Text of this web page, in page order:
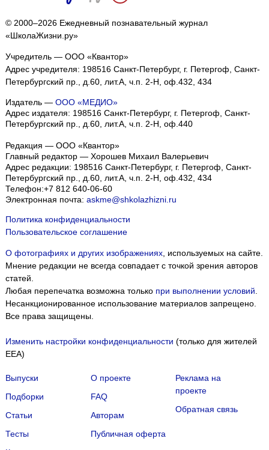
© 2000–2026 Ежедневный познавательный журнал
«ШколаЖизни.ру»
Учредитель — ООО «Квантор»
Адрес учредителя: 198516 Санкт-Петербург, г. Петергоф, Санкт-
Петербургский пр., д.60, лит.А, ч.п. 2-Н, оф.432, 434
Издатель — ООО «МЕДИО»
Адрес издателя: 198516 Санкт-Петербург, г. Петергоф, Санкт-
Петербургский пр., д.60, лит.А, ч.п. 2-Н, оф.440
Редакция — ООО «Квантор»
Главный редактор — Хорошев Михаил Валерьевич
Адрес редакции: 198516 Санкт-Петербург, г. Петергоф, Санкт-
Петербургский пр., д.60, лит.А, ч.п. 2-Н, оф.432, 434
Телефон:+7 812 640-06-60
Электронная почта: askme@shkolazhizni.ru
Политика конфиденциальности
Пользовательское соглашение
О фотографиях и других изображениях, используемых на сайте.
Мнение редакции не всегда совпадает с точкой зрения авторов
статей.
Любая перепечатка возможна только при выполнении условий.
Несанкционированное использование материалов запрещено.
Все права защищены.
Изменить настройки конфиденциальности (только для жителей
EEA)
Выпуски
Подборки
Статьи
Тесты
О проекте
FAQ
Авторам
Публичная оферта
Реклама на
проекте
Обратная связь